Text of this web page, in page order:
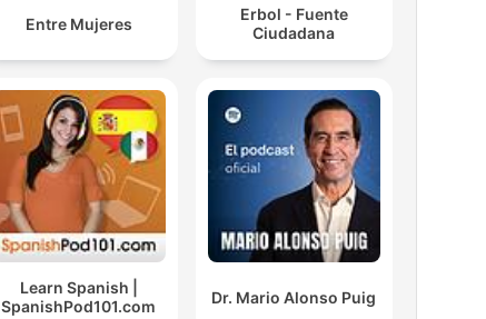
Entre Mujeres
Erbol - Fuente
Ciudadana
Learn Spanish |
SpanishPod101.com
Dr. Mario Alonso Puig